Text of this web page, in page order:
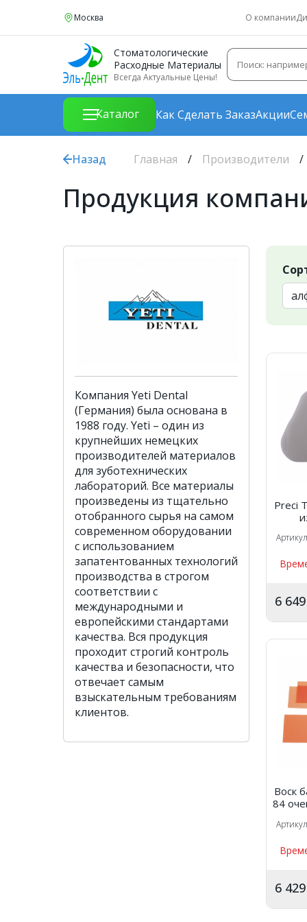
Москва О компании
Стоматологические
Расходные Материалы
Всегда Актуальные Цены!
Каталог Как Сделать ЗаказАкции
Назад Главная Производители
Продукция
Компания Yeti Dental
(Германия) была основана в
1988 году. Yeti – один из
крупнейших немецких
производителей материалов
для зуботехнических
лабораторий. Все материалы
произведены из тщательно
отобранного сырья на самом
современном оборудовании
с использованием
запатентованных технологий
производства в строгом
соответствии с
международными и
европейскими стандартами
качества. Вся продукция
проходит строгий контроль
качества и безопасности, что
отвечает самым
взыскательным требованиям
клиентов.
Preci
6 649
Воск
84
6 429